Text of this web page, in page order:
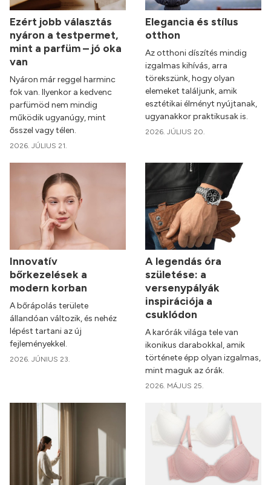
Ezért jobb választás
nyáron a testpermet,
mint a parfüm – jó oka
van
Nyáron már reggel harminc
fok van. Ilyenkor a kedvenc
parfümöd nem mindig
működik ugyanúgy, mint
ősszel vagy télen.
2026. JÚLIUS 21.
Elegancia és stílus
otthon
Az otthoni díszítés mindig
izgalmas kihívás, arra
törekszünk, hogy olyan
elemeket találjunk, amik
esztétikai élményt nyújtanak,
ugyanakkor praktikusak is.
2026. JÚLIUS 20.
Innovatív
bőrkezelések a
modern korban
A bőrápolás területe
állandóan változik, és nehéz
lépést tartani az új
fejleményekkel.
2026. JÚNIUS 23.
A legendás óra
születése: a
versenypályák
inspirációja a
csuklódon
A karórák világa tele van
ikonikus darabokkal, amik
története épp olyan izgalmas,
mint maguk az órák.
2026. MÁJUS 25.